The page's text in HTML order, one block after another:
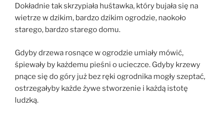
Dokładnie tak skrzypiała huśtawka, który bujała się na
wietrze w dzikim, bardzo dzikim ogrodzie, naokoło
starego, bardzo starego domu.
Gdyby drzewa rosnące w ogrodzie umiały mówić,
śpiewały by każdemu pieśni o ucieczce. Gdyby krzewy
pnące się do góry już bez ręki ogrodnika mogły szeptać,
ostrzegałyby każde żywe stworzenie i każdą istotę
ludzką.